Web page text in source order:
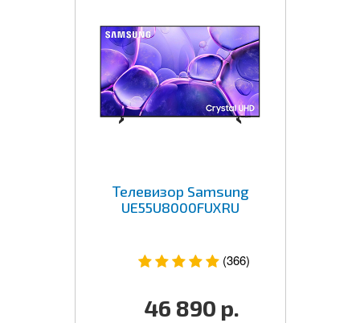
Телевизор Samsung
UE55U8000FUXRU
(366)
46 890 р.